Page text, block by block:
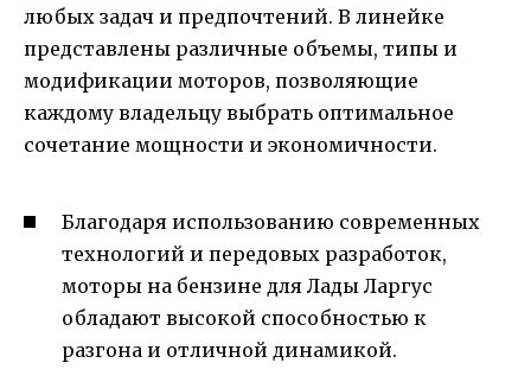
любых задач и предпочтений. В линейке
представлены различные объемы, типы и
модификации моторов, позволяющие
каждому владельцу выбрать оптимальное
сочетание мощности и экономичности.
Благодаря использованию современных
технологий и передовых разработок,
моторы на бензине для Лады Ларгус
обладают высокой способностью к
разгона и отличной динамикой.